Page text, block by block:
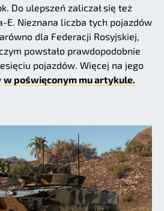
Do ulepszeń zaliczał się też
E. Nieznana liczba tych pojazdów
dla Federacji Rosyjskiej,
powstało prawdopodobnie
pojazdów. Więcej na jego
w poświęconym mu artykule.